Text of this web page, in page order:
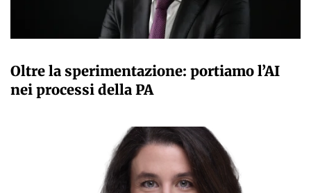
Oltre la sperimentazione: portiamo l’AI
nei processi della PA